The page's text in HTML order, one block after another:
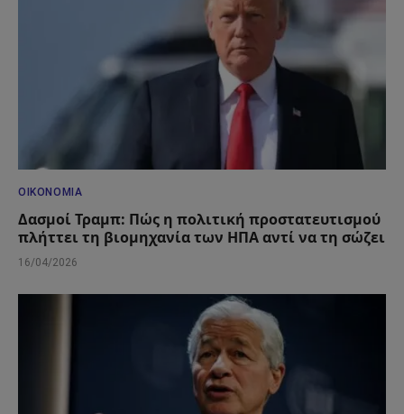
ΟΙΚΟΝΟΜΊΑ
Δασμοί Τραμπ: Πώς η πολιτική προστατευτισμού
πλήττει τη βιομηχανία των ΗΠΑ αντί να τη σώζει
16/04/2026